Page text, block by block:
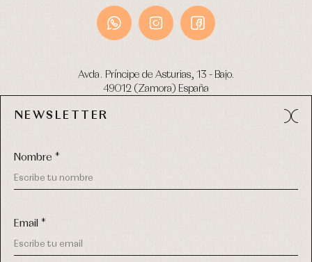
Avda. Príncipe de Asturias, 13 - Bajo.
49012 (Zamora) España
Tel: 980 049 683
NEWSLETTER
Nombre *
Email *